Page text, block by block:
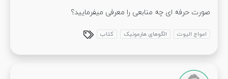
صورت حرفه ای چه منابعی را معرفی میفرمایید؟
امواج الیوت الگوهای هارمونیک کتاب